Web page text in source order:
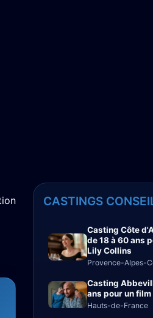
CASTINGS
Casting Côte
de 18 à 60 ans
Lily Collins
Provence-Alpes-
Casting
ans pour un
Hauts-de-France